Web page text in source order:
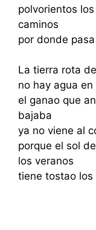
polvorientos
caminos
por donde
La tierra rota
no hay agua
el ganao que
bajaba
ya no viene al
porque el sol
los veranos
tiene tostao los